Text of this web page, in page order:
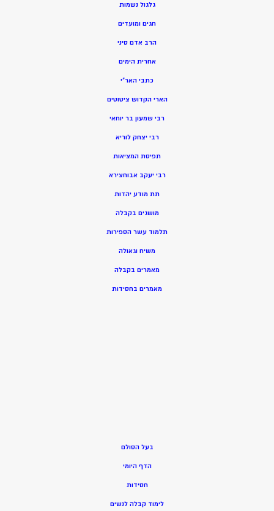
גלגול נשמות
חגים ומועדים
הרב אדם סיני
אחרית הימים
כתבי האר”י
הארי הקדוש ציטוטים
רבי שמעון בר יוחאי
רבי יצחק לוריא
תפיסת המציאות
רבי יעקב אבוחצירא
תת מודע יהדות
מושגים בקבלה
תלמוד עשר הספירות
משיח וגאולה
מאמרים בקבלה
מאמרים בחסידות
בעל הסולם
הדף היומי
חסידות
לימוד קבלה לנשים